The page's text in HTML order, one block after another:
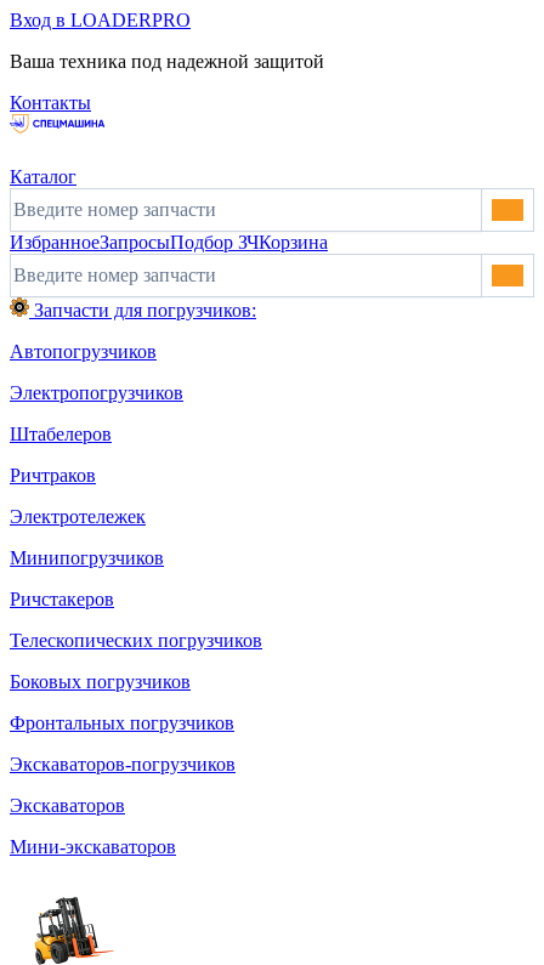
Вход в LOADERPRO
Ваша техника под надежной защитой
Контакты
Каталог
ИзбранноеЗапросыПодбор ЗЧКорзина
Запчасти для погрузчиков:
Автопогрузчиков
Электропогрузчиков
Штабелеров
Ричтраков
Электротележек
Минипогрузчиков
Ричстакеров
Телескопических погрузчиков
Боковых погрузчиков
Фронтальных погрузчиков
Экскаваторов-погрузчиков
Экскаваторов
Мини-экскаваторов